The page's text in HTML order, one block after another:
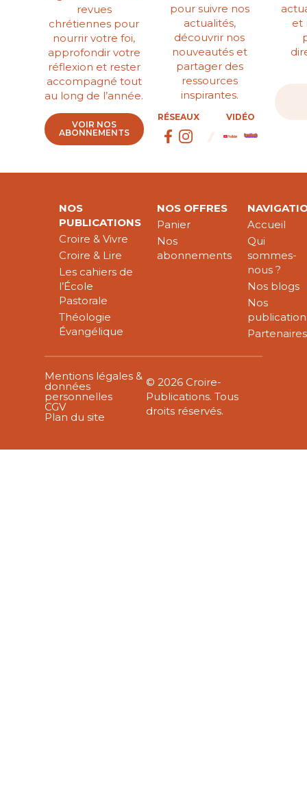
revues
chrétiennes pour
nourrir votre foi,
approfondir votre
réflexion et rester
accompagné tout
au long de l’année.
VOIR NOS
ABONNEMENTS
pour suivre nos
actualités,
découvrir nos
nouveautés et
partager des
ressources
inspirantes.
RÉSEAUX VIDÉO
et
NOS
PUBLICATIONS
Croire & Vivre
Croire & Lire
Les cahiers de
l’École
Pastorale
Théologie
Évangélique
NOS OFFRES
Panier
Nos
abonnements
Accueil
Qui
sommes-
nous ?
Nos blogs
Nos
Partenaires
Mentions légales &
données
personnelles
CGV
Plan du site
© 2026 Croire-
Publications. Tous
droits réservés.